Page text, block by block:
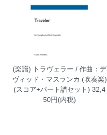
(楽譜) トラヴェラー / 作曲：デ
ヴィッド・マスランカ (吹奏楽)
(スコア+パート譜セット) 32,4
50円(内税)